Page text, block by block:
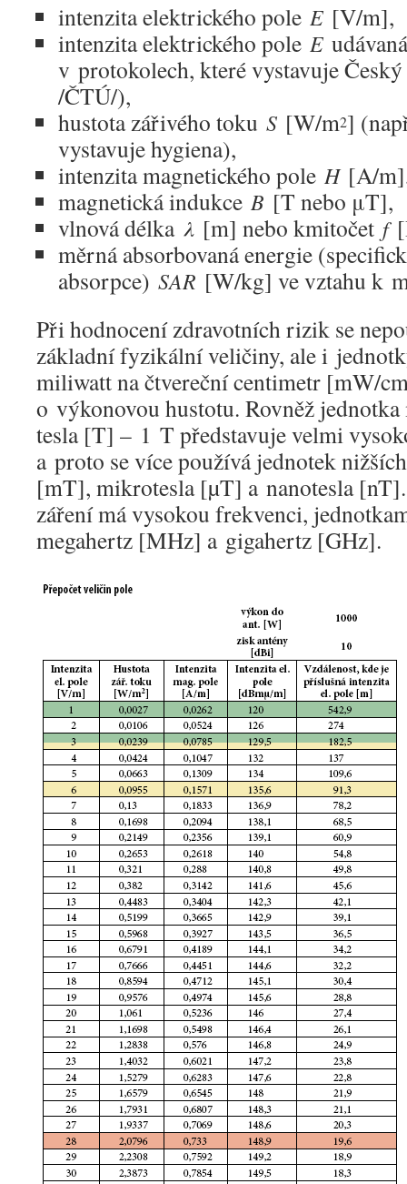
intenzita elektrického pole E [V/m],
intenzita elektrického pole E
v protokolech, které vystavuje
/ČTÚ/),
hustota zářivého toku S [W/m2]
vystavuje hygiena),
intenzita magnetického pole H[A/
magnetická indukce B [T nebo μT],
vlnová délka λ [m] nebo kmitočet f
měrná absorbovaná energie
absorpce) SAR [W/kg] ve vztahu k
Při hodnocení zdravotních rizik se
základní fyzikální veličiny, ale i
miliwatt na čtvereční centimetr [mW/
o výkonovou hustotu. Rovněž
tesla [T] – 1 T představuje velmi
a proto se více používá jednotek
[mT], mikrotesla [µT] a nanotesla
záření má vysokou frekvenci,
megahertz [MHz] a gigahertz [GHz].